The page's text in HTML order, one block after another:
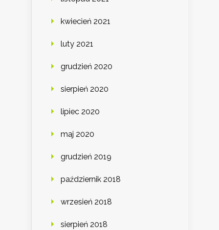
kwiecień 2021
luty 2021
grudzień 2020
sierpień 2020
lipiec 2020
maj 2020
grudzień 2019
październik 2018
wrzesień 2018
sierpień 2018